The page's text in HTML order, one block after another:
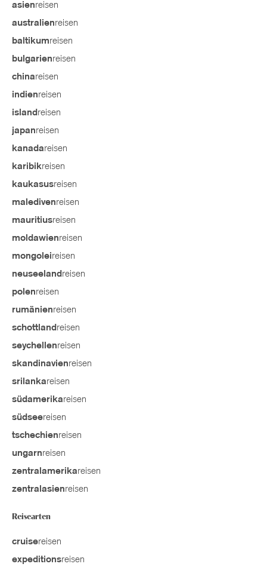
asienreisen
australienreisen
baltikumreisen
bulgarienreisen
chinareisen
indienreisen
island reisen
japanreisen
kanadareisen
karibikreisen
kaukasusreisen
maledivenreisen
mauritiusreisen
moldawienreisen
mongoleireisen
neuseeland reisen
polenreisen
rumänienreisen
schottland reisen
seychellenreisen
skandinavienreisen
srilankareisen
südamerikareisen
südseereisen
tschechienreisen
ungarnreisen
zentralamerikareisen
zentralasienreisen
Reisearten
cruisereisen
expeditionsreisen